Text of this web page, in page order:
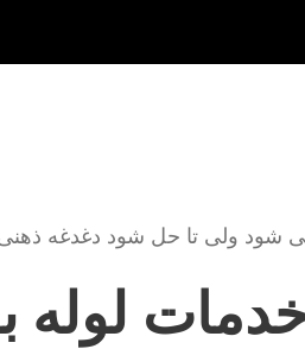
ولی تا حل شود دغدغه ذهنی
لوله